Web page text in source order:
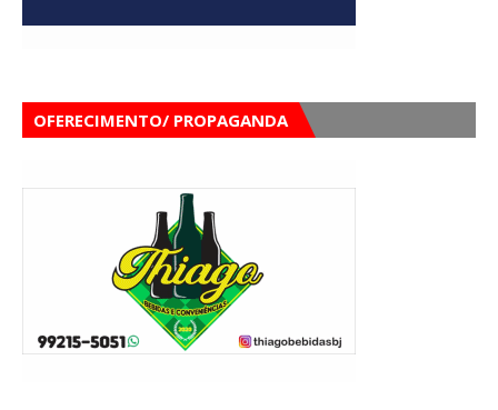
OFERECIMENTO/ PROPAGANDA